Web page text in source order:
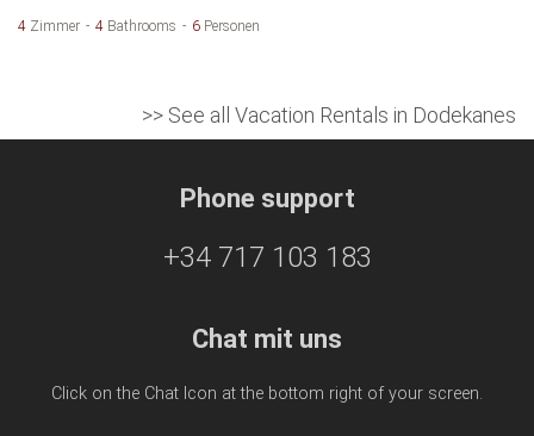
4 Zimmer 4 Bathrooms 6 Personen
>> See all Vacation Rentals in Dodekanes
Phone support
+34 717 103 183
Chat mit uns
Click on the Chat Icon at the bottom right of your screen.